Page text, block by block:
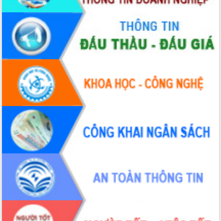
Xây dựng nông thôn mới: Nâng cao đời
sống người dân từ những mô hình thiết
thực
Quyết liệt tháo gỡ vướng mắc, đẩy
nhanh tiến độ các dự án trọng điểm
trong Khu kinh tế Nam Phú Yên
Hòn Yến phát triển du lịch gắn với bảo
tồn biển
Lấy ý kiến điều chỉnh Quy hoạch tỉnh
Đắk Lắk thời kỳ 2021-2030, tầm nhìn
đến năm 2050
Phát động chiến dịch 30 ngày đêm
giải phóng mặt bằng Tuyến đường bộ
ven biển
Đắk Lắk nỗ lực thúc đẩy tăng trưởng
kinh tế từ 10% trở lên trong Quý
II/2026
Đắk Lắk ký kết thỏa thuận hợp tác về
chuyển đổi số giai đoạn 2026 – 2030
với Tập đoàn Bưu chính Viễn thông
Việt Nam